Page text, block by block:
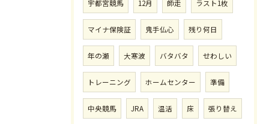
宇都宮競馬 12月 師走 ラスト1枚
マイナ保険証 鬼手仏心 残り何日
年の瀬 大寒波 バタバタ せわしい
トレーニング ホームセンター 準備
中央競馬 JRA 温活 床 張り替え